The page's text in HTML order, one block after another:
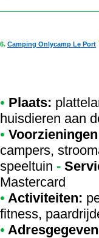
6. Camping Onlycamp Le Port
• Plaats:
huisdieren aan
•
campers,
speeltuin -
Mastercard
• Activiteiten:
fitness,
•